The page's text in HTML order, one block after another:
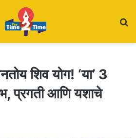
शिव योग! ‘या’ 3
प्रगती आणि यशाचे